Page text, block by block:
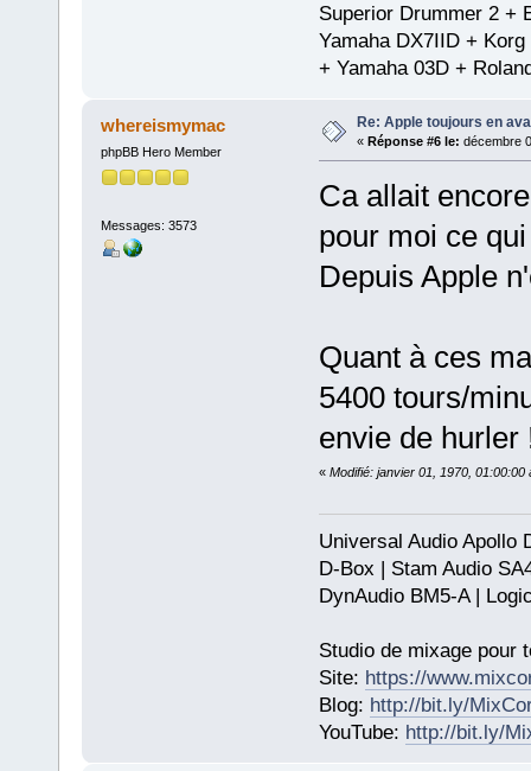
Superior Drummer 2 +
Yamaha DX7IID +
+ Yamaha 03D +
whereismymac
phpBB Hero Member
Messages: 3573
Re: Apple toujours en
« Réponse #6 le: décembre
Ca allait
pour moi ce
Depuis Apple
Quant à ces
5400 tours/
envie de hurler
« Modifié: janvier 01, 1970, 01:00:00
Universal Audio Apollo
D-Box | Stam Audio
DynAudio BM5-A |
Studio de mixage pour
Site: https://
Blog: http://bit.ly/
YouTube: http://bit.ly/